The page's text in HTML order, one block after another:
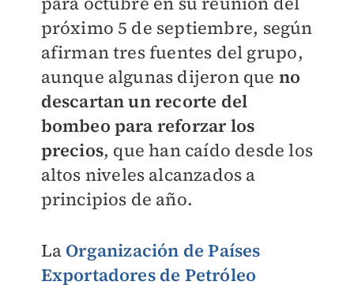
próximo 5 de septiembre, según
afirman tres fuentes del grupo,
aunque algunas dijeron que no
descartan un recorte del
bombeo para reforzar los
precios, que han caído desde los
altos niveles alcanzados a
principios de año.
La Organización de Países
Exportadores de Petróleo